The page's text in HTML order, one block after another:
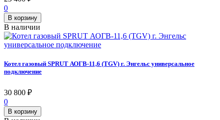
0
В корзину
В наличии
Котел газовый SPRUT АОГВ-11,6 (TGV) г. Энгельс универсальное
подключение
30 800 ₽
0
В корзину